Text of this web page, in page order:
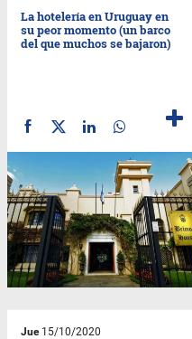
La hotelería en Uruguay en
su peor momento (un barco
del que muchos se bajaron)
Jue15/10/2020